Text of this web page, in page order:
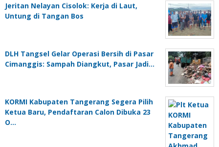
Jeritan Nelayan Cisolok: Kerja di Laut,
Untung di Tangan Bos
DLH Tangsel Gelar Operasi Bersih di Pasar
Cimanggis: Sampah Diangkut, Pasar Jadi…
KORMI Kabupaten Tangerang Segera Pilih
Ketua Baru, Pendaftaran Calon Dibuka 23
O…